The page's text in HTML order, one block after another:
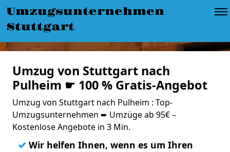
Umzugsunternehmen
Stuttgart
Umzug von Stuttgart nach
Pulheim ☛ 100 % Gratis-Angebot
Umzug von Stuttgart nach Pulheim : Top-
Umzugsunternehmen ➨ Umzüge ab 95€ –
Kostenlose Angebote in 3 Min.
✓ Wir helfen Ihnen, wenn es um Ihren